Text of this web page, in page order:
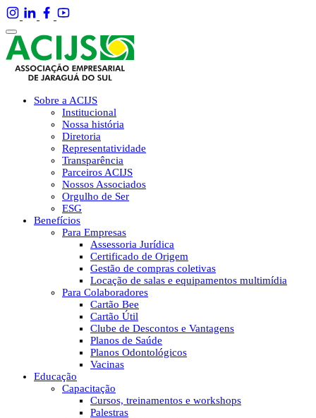
Sobre a ACIJS
Institucional
Nossa história
Diretoria
Representatividade
Transparência
Parceiros ACIJS
Nossos Associados
Orgulho de Ser
ESG
Benefícios
Para Empresas
Assessoria Jurídica
Certificado de Origem
Gestão de compras coletivas
Locação de salas e equipamentos multimídia
Para Colaboradores
Cartão Bee
Cartão Útil
Clube de Descontos e Vantagens
Planos de Saúde
Planos Odontológicos
Vacinas
Educação
Capacitação
Cursos, treinamentos e workshops
Palestras